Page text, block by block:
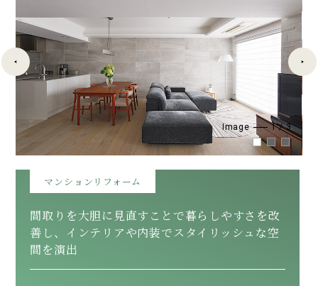
Image 1/3
マンションリフォーム
間取りを大胆に見直すことで暮らしやすさを改
善し、インテリアや内装でスタイリッシュな空
間を演出